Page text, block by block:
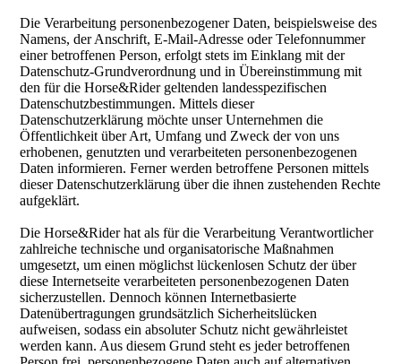
Die Verarbeitung personenbezogener Daten, beispielsweise des
Namens, der Anschrift, E-Mail-Adresse oder Telefonnummer
einer betroffenen Person, erfolgt stets im Einklang mit der
Datenschutz-Grundverordnung und in Übereinstimmung mit
den für die Horse&Rider geltenden landesspezifischen
Datenschutzbestimmungen. Mittels dieser
Datenschutzerklärung möchte unser Unternehmen die
Öffentlichkeit über Art, Umfang und Zweck der von uns
erhobenen, genutzten und verarbeiteten personenbezogenen
Daten informieren. Ferner werden betroffene Personen mittels
dieser Datenschutzerklärung über die ihnen zustehenden Rechte
aufgeklärt.
Die Horse&Rider hat als für die Verarbeitung Verantwortlicher
zahlreiche technische und organisatorische Maßnahmen
umgesetzt, um einen möglichst lückenlosen Schutz der über
diese Internetseite verarbeiteten personenbezogenen Daten
sicherzustellen. Dennoch können Internetbasierte
Datenübertragungen grundsätzlich Sicherheitslücken
aufweisen, sodass ein absoluter Schutz nicht gewährleistet
werden kann. Aus diesem Grund steht es jeder betroffenen